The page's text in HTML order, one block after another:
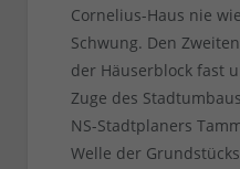
Cornelius-Haus nie
Schwung. Den
der Häuserblock fast
Zuge des
NS-Stadtplaners
Welle der